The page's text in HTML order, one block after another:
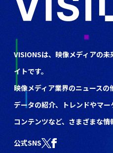
VISIONSは、映像メディアの
イトです。
映像メディア業界のニュース
データの紹介、トレンドやマ
コンテンツなど、さまざまな情
公式SNS